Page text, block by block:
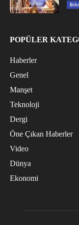
POPÜLER
Haberler
Genel
Manşet
Teknoloji
Dergi
Öne Çıkan Haberler
Video
Dünya
Ekonomi